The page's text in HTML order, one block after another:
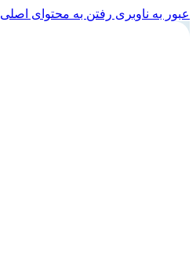
عبور به ناوبری رفتن به محتوای اصلی